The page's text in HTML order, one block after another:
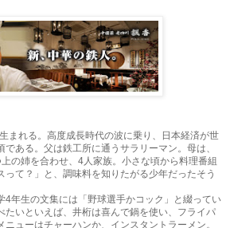
まれる。高度成長時代の波に乗り、日本経済が世
ある。父は鉄工所に通うサラリーマン。母は、
の姉を合わせ、4人家族。小さな頃から料理番組
って？」と、調味料を知りたがる少年だったそう
4年生の文集には「野球選手かコック」と綴ってい
たいといえば、井桁は喜んで鍋を使い、フライパ
ューはチャーハンか、インスタントラーメン。